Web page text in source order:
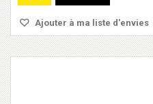
Ajouter à ma liste d'envies